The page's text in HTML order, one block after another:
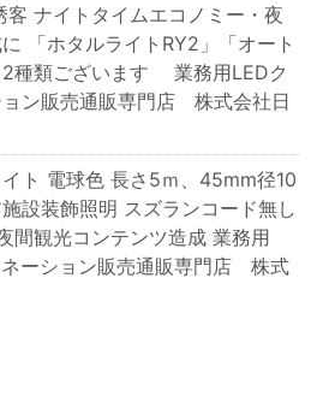
ナイトタイムエコノミー・夜
「ホタルライトRY2」「オート
2種類ございます 業務用LEDク
ョン販売通販専門店 株式会社日
ト 電球色 長さ5ｍ、45mm径10
設装飾照明 スズランコード無し
間観光コンテンツ造成 業務用
ーション販売通販専門店 株式